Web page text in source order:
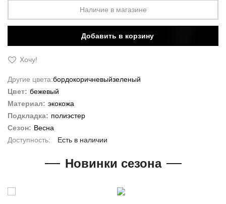
Наличие в магазине
Добавить в корзину
Хочу!
Другие цвета:бордокоричневыйзеленый
Цвет: бежевый
Материал: экокожа
Подкладка: полиэстер
Сезон: Весна
Есть в наличии
Новинки сезона